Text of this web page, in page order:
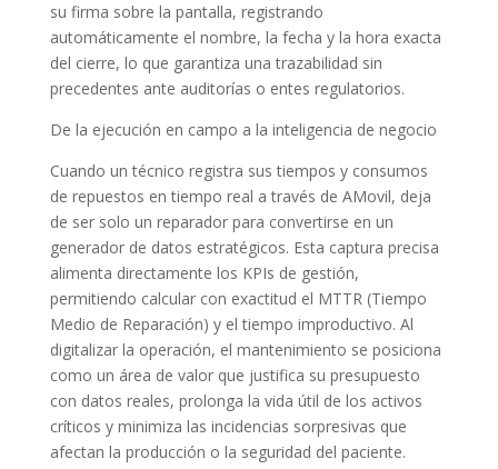
su firma sobre la pantalla, registrando
automáticamente el nombre, la fecha y la hora exacta
del cierre, lo que garantiza una trazabilidad sin
precedentes ante auditorías o entes regulatorios.
De la ejecución en campo a la inteligencia de negocio
Cuando un técnico registra sus tiempos y consumos
de repuestos en tiempo real a través de AMovil, deja
de ser solo un reparador para convertirse en un
generador de datos estratégicos. Esta captura precisa
alimenta directamente los KPIs de gestión,
permitiendo calcular con exactitud el MTTR (Tiempo
Medio de Reparación) y el tiempo improductivo. Al
digitalizar la operación, el mantenimiento se posiciona
como un área de valor que justifica su presupuesto
con datos reales, prolonga la vida útil de los activos
críticos y minimiza las incidencias sorpresivas que
afectan la producción o la seguridad del paciente.